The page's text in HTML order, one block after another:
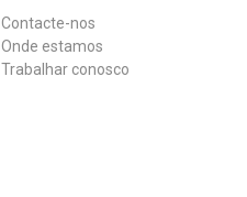
Contacte-nos
Onde estamos
Trabalhar conosco